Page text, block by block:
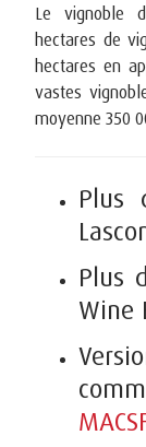
Le vignoble
hectares de
hectares en
vastes
moyenne 350
Plus
Plus
Wine